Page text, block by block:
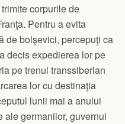
corpurile de
Pentru a evita
de bolşevici, percepuţi ca
decis expedierea lor pe
pe trenul transsiberian
lor cu destinaţia
lunii mai a anului
ale germanilor, guvernul